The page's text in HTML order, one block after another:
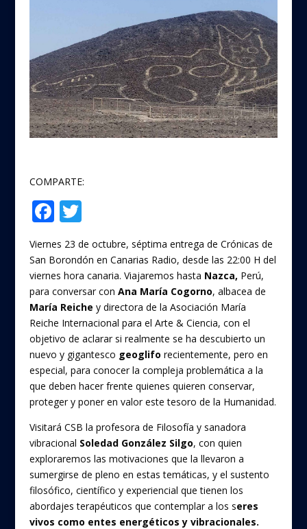
COMPARTE:
F
ac
e
b
o
o
k
T
w
itt
er
Viernes 23 de octubre, séptima entrega de Crónicas de
San Borondón en Canarias Radio, desde las 22:00 H del
viernes hora canaria. Viajaremos hasta Nazca, Perú,
para conversar con Ana María Cogorno, albacea de
María Reiche y directora de la Asociación María
Reiche Internacional para el Arte & Ciencia, con el
objetivo de aclarar si realmente se ha descubierto un
nuevo y gigantesco geoglifo recientemente, pero en
especial, para conocer la compleja problemática a la
que deben hacer frente quienes quieren conservar,
proteger y poner en valor este tesoro de la Humanidad.
Visitará CSB la profesora de Filosofía y sanadora
vibracional Soledad González Silgo, con quien
exploraremos las motivaciones que la llevaron a
sumergirse de pleno en estas temáticas, y el sustento
filosófico, científico y experiencial que tienen los
abordajes terapéuticos que contemplar a los seres
vivos como entes energéticos y vibracionales.